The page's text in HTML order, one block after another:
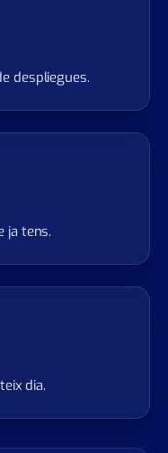
despliegues.
ja tens.
dia.